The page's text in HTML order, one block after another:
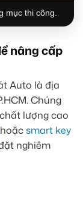
mục thi công.
nâng cấp
Auto là địa
Chúng
lượng cao
hoặcsmart key
nghiêm